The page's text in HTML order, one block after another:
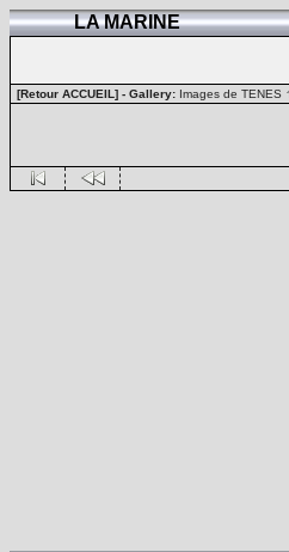
LA MARINE
[Retour ACCUEIL] - Gallery: Images de TENES